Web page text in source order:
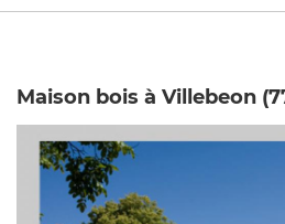
Maison bois à Villebeon